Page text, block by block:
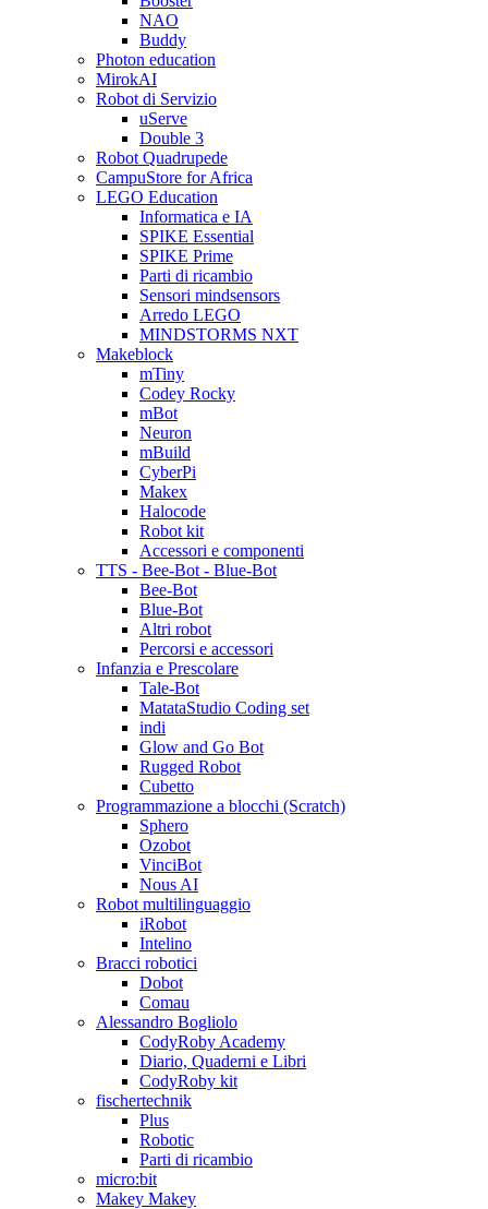
NAO
Buddy
Photon education
MirokAI
Robot di Servizio
uServe
Double 3
Robot Quadrupede
CampuStore for Africa
LEGO Education
Informatica e IA
SPIKE Essential
SPIKE Prime
Parti di ricambio
Sensori mindsensors
Arredo LEGO
MINDSTORMS NXT
Makeblock
mTiny
Codey Rocky
mBot
Neuron
mBuild
CyberPi
Makex
Halocode
Robot kit
Accessori e componenti
TTS - Bee-Bot - Blue-Bot
Bee-Bot
Blue-Bot
Altri robot
Percorsi e accessori
Infanzia e Prescolare
Tale-Bot
MatataStudio Coding set
indi
Glow and Go Bot
Rugged Robot
Cubetto
Programmazione a blocchi (Scratch)
Sphero
Ozobot
VinciBot
Nous AI
Robot multilinguaggio
iRobot
Intelino
Bracci robotici
Dobot
Comau
Alessandro Bogliolo
CodyRoby Academy
Diario, Quaderni e Libri
CodyRoby kit
fischertechnik
Plus
Robotic
Parti di ricambio
micro:bit
Makey Makey